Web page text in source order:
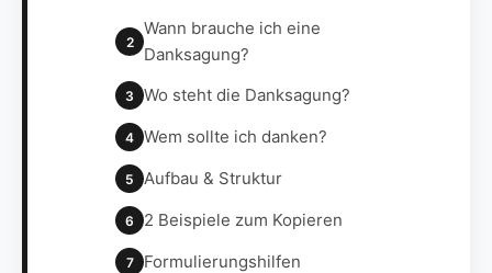
2
Wann brauche ich eine
Danksagung?
3 Wo steht die Danksagung?
4 Wem sollte ich danken?
5 Aufbau & Struktur
6 2 Beispiele zum Kopieren
7 Formulierungshilfen